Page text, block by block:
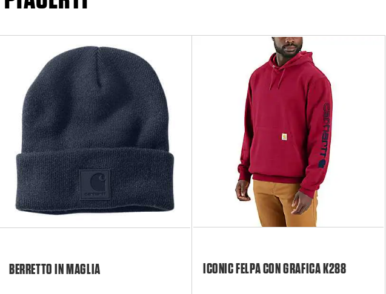
BERRETTO IN MAGLIA ICONIC FELPA CON GRAFICA K288